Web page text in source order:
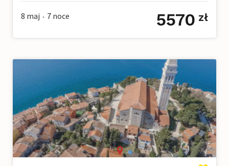
8 maj • 7 noce 5570 zł